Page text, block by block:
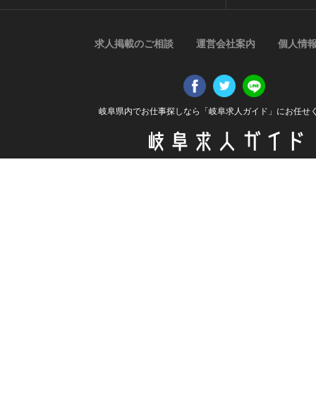
岐阜県内でお仕事探しなら「岐阜求人ガイド」にお任せ
求人掲載のご相談 運営会社案内 個人情